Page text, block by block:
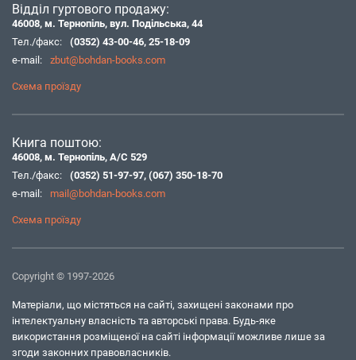
Відділ гуртового продажу:
46008, м. Тернопіль, вул. Подільська, 44
Тел./факс:
(0352) 43-00-46, 25-18-09
e-mail:
zbut@bohdan-books.com
Схема проїзду
Книга поштою:
46008, м. Тернопіль, А/С 529
Тел./факс:
(0352) 51-97-97, (067) 350-18-70
e-mail:
mail@bohdan-books.com
Схема проїзду
Copyright © 1997-2026
Матеріали, що містяться на сайті, захищені законами про
інтелектуальну власність та авторські права. Будь-яке
використання розміщеної на сайті інформації можливе лише за
згоди законних правовласників.